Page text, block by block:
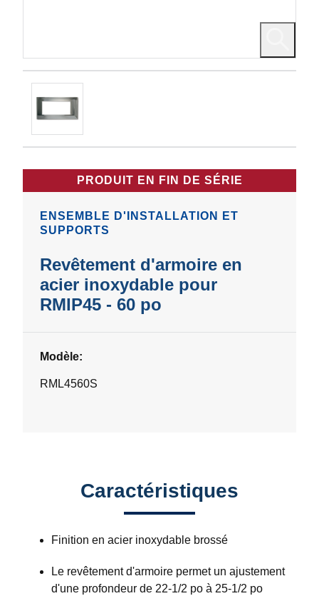
PRODUIT EN FIN DE SÉRIE
ENSEMBLE D'INSTALLATION ET
SUPPORTS
Revêtement d'armoire en
acier inoxydable pour
RMIP45 - 60 po
Modèle:
RML4560S
Caractéristiques
Finition en acier inoxydable brossé
Le revêtement d'armoire permet un ajustement
d'une profondeur de 22-1/2 po à 25-1/2 po